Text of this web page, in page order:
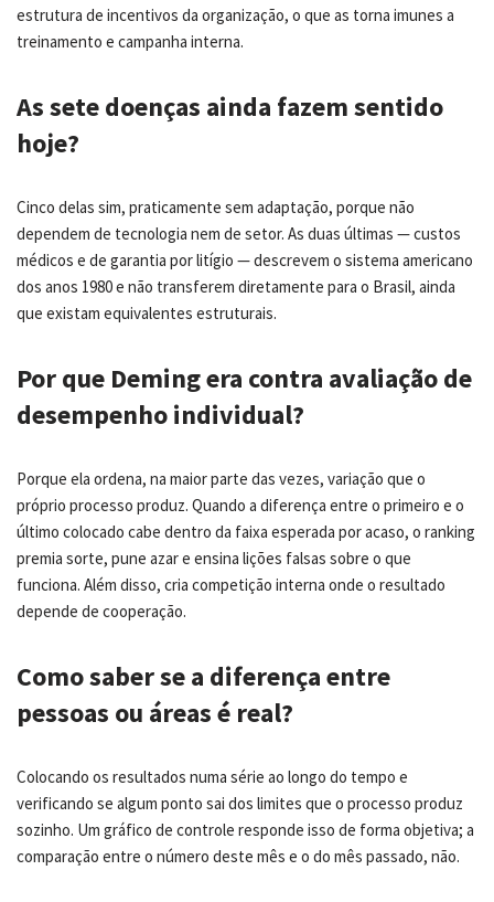
estrutura de incentivos da organização, o que as torna imunes a
treinamento e campanha interna.
As sete doenças ainda fazem sentido
hoje?
Cinco delas sim, praticamente sem adaptação, porque não
dependem de tecnologia nem de setor. As duas últimas — custos
médicos e de garantia por litígio — descrevem o sistema americano
dos anos 1980 e não transferem diretamente para o Brasil, ainda
que existam equivalentes estruturais.
Por que Deming era contra avaliação de
desempenho individual?
Porque ela ordena, na maior parte das vezes, variação que o
próprio processo produz. Quando a diferença entre o primeiro e o
último colocado cabe dentro da faixa esperada por acaso, o ranking
premia sorte, pune azar e ensina lições falsas sobre o que
funciona. Além disso, cria competição interna onde o resultado
depende de cooperação.
Como saber se a diferença entre
pessoas ou áreas é real?
Colocando os resultados numa série ao longo do tempo e
verificando se algum ponto sai dos limites que o processo produz
sozinho. Um gráfico de controle responde isso de forma objetiva; a
comparação entre o número deste mês e o do mês passado, não.